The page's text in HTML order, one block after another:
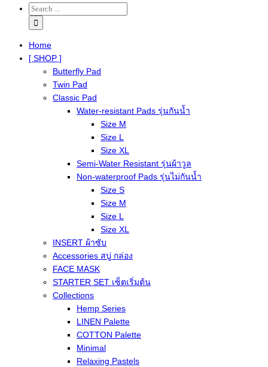
Home
[ SHOP ]
Butterfly Pad
Twin Pad
Classic Pad
Water-resistant Pads รุ่นกันน้ำ
Size M
Size L
Size XL
Semi-Water Resistant รุ่นผ้าวูล
Non-waterproof Pads รุ่นไม่กันน้ำ
Size S
Size M
Size L
Size XL
INSERT ผ้าซับ
Accessories สบู่ กล่อง
FACE MASK
STARTER SET เซ็ตเริ่มต้น
Collections
Hemp Series
LINEN Palette
COTTON Palette
Minimal
Relaxing Pastels